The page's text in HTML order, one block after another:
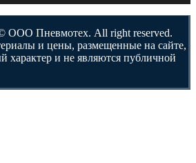
ООО Пневмотех. All right reserved.
и цены, размещенные на сайте,
характер и не являются публичной